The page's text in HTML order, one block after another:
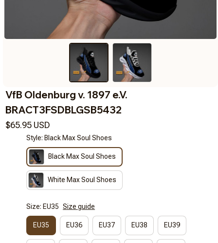
VfB Oldenburg v. 1897 e.V.
BRACT3FSDBLGSB5432
$65.95 USD
Style: Black Max Soul Shoes
Black Max Soul Shoes
White Max Soul Shoes
Size: EU35 Size guide
EU35 EU36 EU37 EU38 EU39